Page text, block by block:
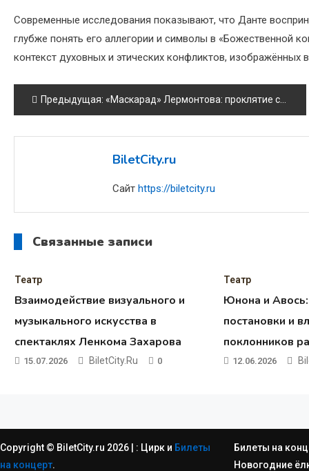
Современные исследования показывают, что Данте
глубже понять его аллегории и символы в «Божественной
контекст духовных и этических конфликтов, изображённых
Навигация
по
Предыдущая: «Маскарад» Лермонтова: проклятие самой скандальной пьесы в истории
BiletCity.ru
Сайт https://biletcity.ru
Связанные записи
Театр
Взаимодействие визуального и
музыкального искусства в
спектаклях Ленкома Захарова
15.07.2026 BiletCity.ru 0
Театр
Юнона и
постановки и
поклонников
12.06.2026
Copyright © BiletCity.ru 2026 : Цирк и Билеты
на концерт.
Билеты на
Новогодние